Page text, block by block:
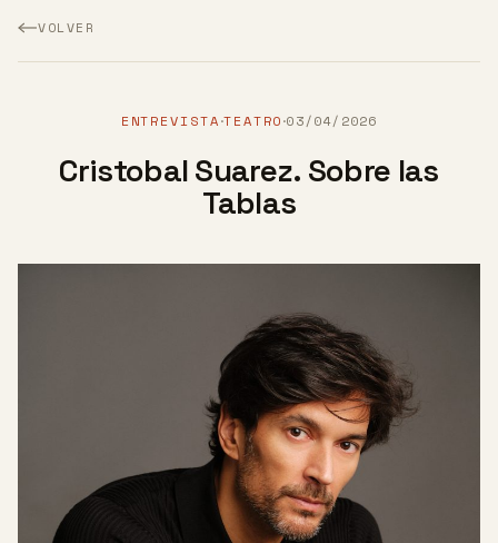
VOLVER
ENTREVISTA·TEATRO·03/04/2026
Cristobal Suarez. Sobre las
Tablas